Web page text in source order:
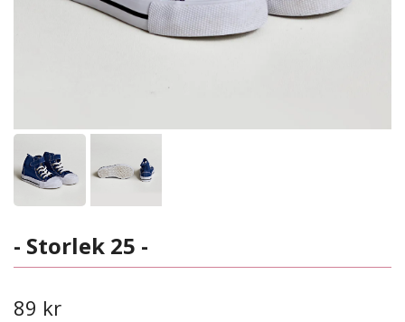
- Storlek 25 -
89 kr